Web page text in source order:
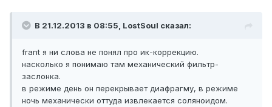
В 21.12.2013 в 08:55, LostSoul сказал:
frant я ни слова не понял про ик-коррекцию.
насколько я понимаю там механический фильтр-
заслонка.
в режиме день он перекрывает диафрагму, в режиме
ночь механически оттуда извлекается соляноидом.